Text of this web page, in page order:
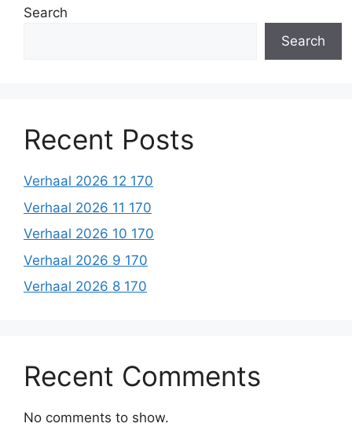
Search
Search
Recent Posts
Verhaal 2026 12 170
Verhaal 2026 11 170
Verhaal 2026 10 170
Verhaal 2026 9 170
Verhaal 2026 8 170
Recent Comments
No comments to show.